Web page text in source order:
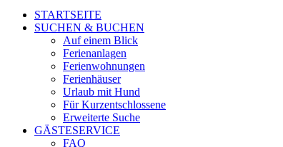
STARTSEITE
SUCHEN & BUCHEN
Auf einem Blick
Ferienanlagen
Ferienwohnungen
Ferienhäuser
Urlaub mit Hund
Für Kurzentschlossene
Erweiterte Suche
GÄSTESERVICE
FAQ